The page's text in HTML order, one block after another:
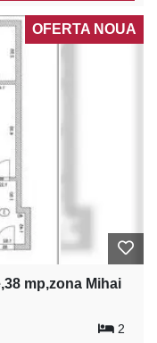
OFERTA NOUA
mp,zona Mihai
2